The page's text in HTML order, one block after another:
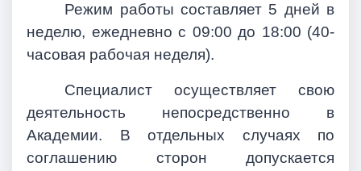
Режим работы составляет 5 дней в
неделю, ежедневно с 09:00 до 18:00 (40-
часовая рабочая неделя).
Специалист осуществляет свою
деятельность непосредственно в
Академии. В отдельных случаях по
соглашению сторон допускается